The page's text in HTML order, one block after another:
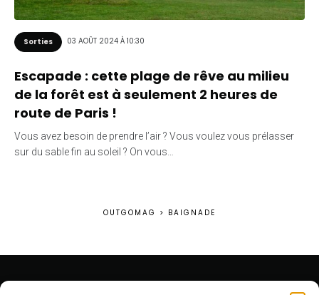
Sorties 03 AOÛT 2024 À 10:30
Escapade : cette plage de rêve au milieu
de la forêt est à seulement 2 heures de
route de Paris !
Vous avez besoin de prendre l’air ? Vous voulez vous prélasser
sur du sable fin au soleil ? On vous…
OUTGOMAG > BAIGNADE